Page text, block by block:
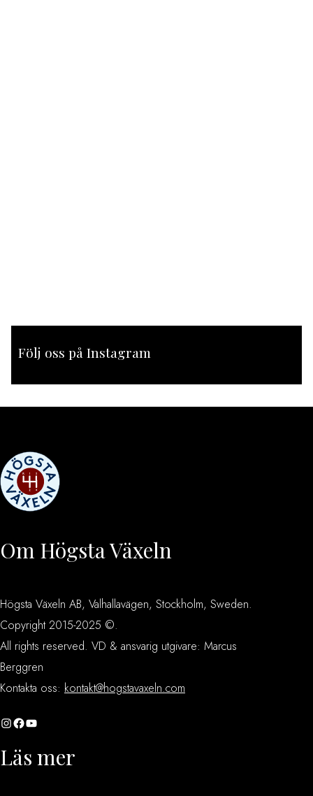
Följ oss på Instagram
Om Högsta Växeln
Högsta Växeln AB, Valhallavägen, Stockholm, Sweden.
Copyright 2015-2025 ©.
All rights reserved. VD & ansvarig utgivare: Marcus
Berggren
Kontakta oss: kontakt@hogstavaxeln.com
InstagramFacebook YouTube
Läs mer